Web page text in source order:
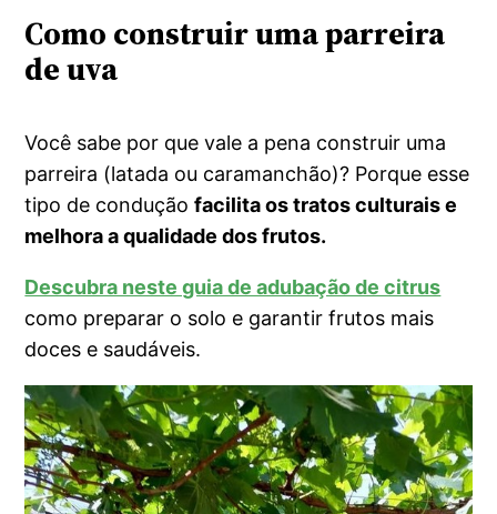
Como construir uma parreira
de uva
Você sabe por que vale a pena construir uma
parreira (latada ou caramanchão)? Porque esse
tipo de conduçãofacilita os tratos culturais e
melhora a qualidade dos frutos.
Descubra neste guia de adubação de citrus
como preparar o solo e garantir frutos mais
doces e saudáveis.